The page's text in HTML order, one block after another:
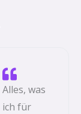
Alles, was
ich für